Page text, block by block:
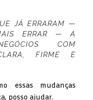
JÁ ERRARAM —
ERRAR — A
COM
FIRME E
essas mudanças
posso ajudar.